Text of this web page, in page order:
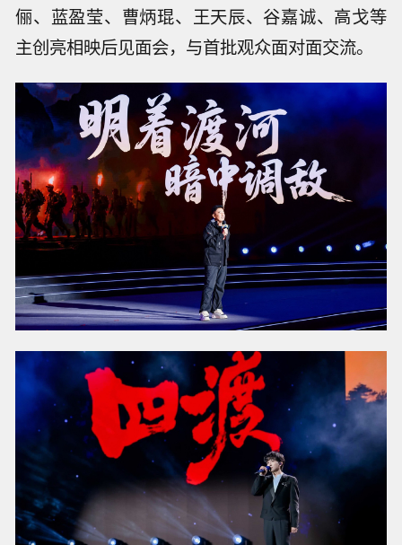
俪、蓝盈莹、曹炳琨、王天辰、谷嘉诚、高戈等
主创亮相映后见面会，与首批观众面对面交流。